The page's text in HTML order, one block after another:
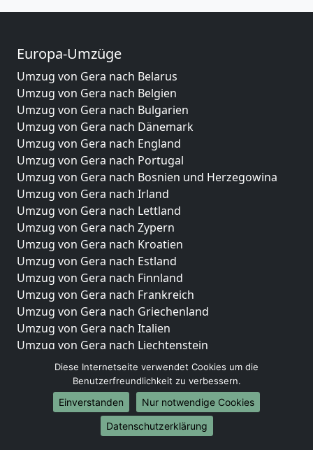
Europa-Umzüge
Umzug von Gera nach Belarus
Umzug von Gera nach Belgien
Umzug von Gera nach Bulgarien
Umzug von Gera nach Dänemark
Umzug von Gera nach England
Umzug von Gera nach Portugal
Umzug von Gera nach Bosnien und Herzegowina
Umzug von Gera nach Irland
Umzug von Gera nach Lettland
Umzug von Gera nach Zypern
Umzug von Gera nach Kroatien
Umzug von Gera nach Estland
Umzug von Gera nach Finnland
Umzug von Gera nach Frankreich
Umzug von Gera nach Griechenland
Umzug von Gera nach Italien
Umzug von Gera nach Liechtenstein
Umzug von Gera nach Luxemburg
Umzug von Gera nach Niederlande
Umzug von Gera nach Norwegen
Umzüge-Deutschlandweit
Diese Internetseite verwendet Cookies um die
Benutzerfreundlichkeit zu verbessern.
Einverstanden
Nur notwendige Cookies
Datenschutzerklärung